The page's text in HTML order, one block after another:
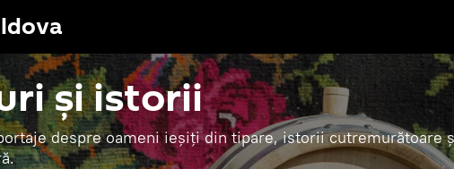
și istorii
despre oameni ieșiți din tipare, istorii cutremurătoare